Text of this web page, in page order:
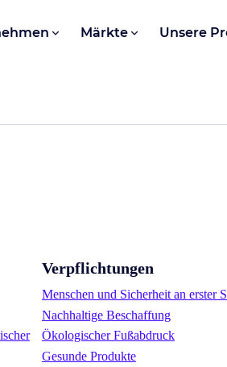
Märkte Unsere
Verpflichtungen
Menschen und Sicherheit an erster
Nachhaltige Beschaffung
Ökologischer Fußabdruck
Gesunde Produkte